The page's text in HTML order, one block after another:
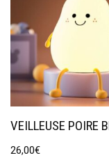
VEILLEUSE POIRE
26,00€